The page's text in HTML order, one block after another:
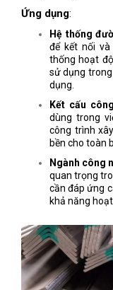
Ứng dụng:
Hệ thống
để kết nối
thống hoạt
sử dụng
dụng.
Kết cấu
dùng trong
công trình
bền cho toàn
Ngành công
quan trọng
cần đáp ứng
khả năng